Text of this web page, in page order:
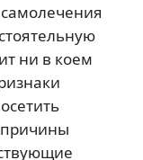
ни в коем
причины